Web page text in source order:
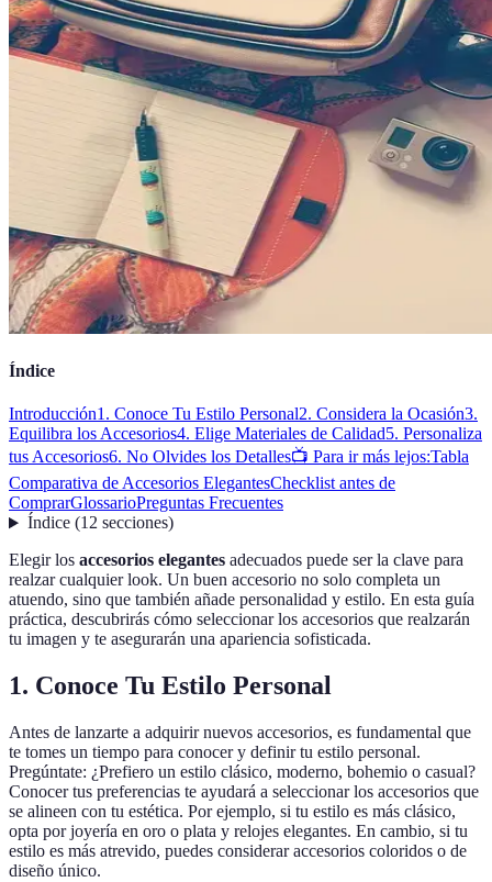
Índice
Introducción1. Conoce Tu Estilo Personal2. Considera la Ocasión3.
Equilibra los Accesorios4. Elige Materiales de Calidad5. Personaliza
tus Accesorios6. No Olvides los Detalles📺 Para ir más lejos:Tabla
Comparativa de Accesorios ElegantesChecklist antes de
ComprarGlossarioPreguntas Frecuentes
Índice(12 secciones)
Elegir los accesorios elegantes adecuados puede ser la clave para
realzar cualquier look. Un buen accesorio no solo completa un
atuendo, sino que también añade personalidad y estilo. En esta guía
práctica, descubrirás cómo seleccionar los accesorios que realzarán
tu imagen y te asegurarán una apariencia sofisticada.
1. Conoce Tu Estilo Personal
Antes de lanzarte a adquirir nuevos accesorios, es fundamental que
te tomes un tiempo para conocer y definir tu estilo personal.
Pregúntate: ¿Prefiero un estilo clásico, moderno, bohemio o casual?
Conocer tus preferencias te ayudará a seleccionar los accesorios que
se alineen con tu estética. Por ejemplo, si tu estilo es más clásico,
opta por joyería en oro o plata y relojes elegantes. En cambio, si tu
estilo es más atrevido, puedes considerar accesorios coloridos o de
diseño único.